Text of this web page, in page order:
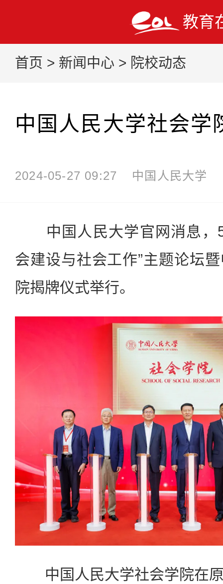
教育
首页 > 新闻中心 > 院校动态
中国人民大学社会学
2024-05-27 09:27 中国人民大学
中国人民大学官网消息，5
会建设与社会工作”主题论坛
院揭牌仪式举行。
中国人民大学社会学院在原